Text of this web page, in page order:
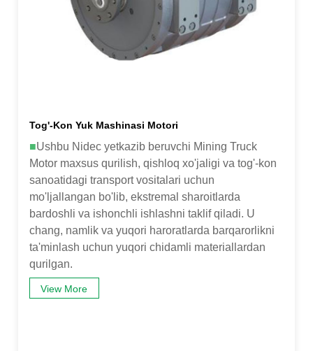
Tog'-Kon Yuk Mashinasi Motori
■Ushbu Nidec yetkazib beruvchi Mining Truck
Motor maxsus qurilish, qishloq xo'jaligi va tog'-kon
sanoatidagi transport vositalari uchun
mo'ljallangan bo'lib, ekstremal sharoitlarda
bardoshli va ishonchli ishlashni taklif qiladi. U
chang, namlik va yuqori haroratlarda barqarorlikni
ta'minlash uchun yuqori chidamli materiallardan
qurilgan.
View More